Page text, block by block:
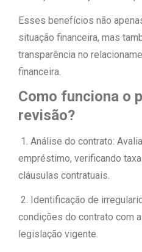
Esses benefícios não
situação financeira, mas
transparência no
financeira.
Como funciona o
revisão?
1. Análise do contrato:
empréstimo, verificando
cláusulas contratuais.
2. Identificação de
condições do contrato com
legislação vigente.